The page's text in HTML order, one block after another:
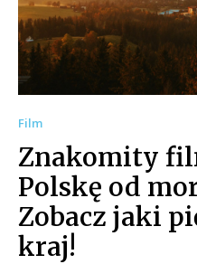
Film
Znakomity
Polskę od
Zobacz jaki
kraj!